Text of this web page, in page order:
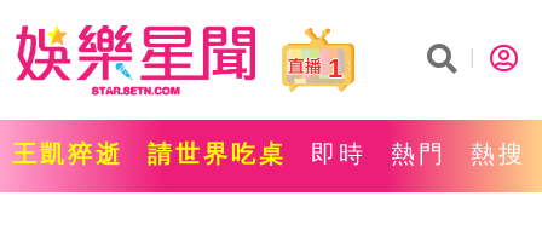
1
王凱猝逝 請世界吃桌 即時 熱門 熱搜